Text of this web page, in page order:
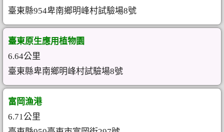
臺東縣954卑南鄉明峰村試驗場8號
臺東原生應用植物園
6.64公里
臺東縣卑南鄉明峰村試驗場8號
富岡漁港
6.71公里